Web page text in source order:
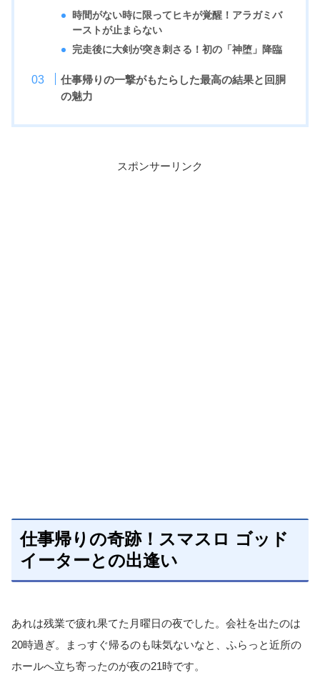
時間がない時に限ってヒキが覚醒！アラガミバ
ーストが止まらない
完走後に大剣が突き刺さる！初の「神堕」降臨
仕事帰りの一撃がもたらした最高の結果と回胴
の魅力
スポンサーリンク
仕事帰りの奇跡！スマスロ ゴッド
イーターとの出逢い
あれは残業で疲れ果てた月曜日の夜でした。会社を出たのは
20時過ぎ。まっすぐ帰るのも味気ないなと、ふらっと近所の
ホールへ立ち寄ったのが夜の21時です。